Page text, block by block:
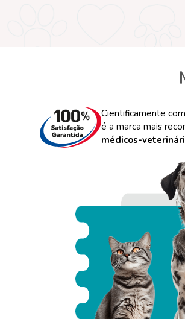
Cientificamente
é a marca mais
médicos-